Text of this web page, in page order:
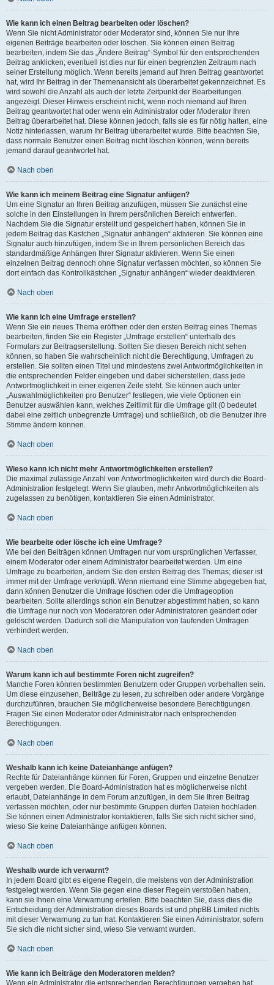
Wie kann ich einen Beitrag bearbeiten oder löschen?
Wenn Sie nicht Administrator oder Moderator sind, können Sie nur Ihre
eigenen Beiträge bearbeiten oder löschen. Sie können einen Beitrag
bearbeiten, indem Sie das „Ändere Beitrag“-Symbol für den entsprechenden
Beitrag anklicken; eventuell ist dies nur für einen begrenzten Zeitraum nach
seiner Erstellung möglich. Wenn bereits jemand auf Ihren Beitrag geantwortet
hat, wird Ihr Beitrag in der Themenansicht als überarbeitet gekennzeichnet. Es
wird sowohl die Anzahl als auch der letzte Zeitpunkt der Bearbeitungen
angezeigt. Dieser Hinweis erscheint nicht, wenn noch niemand auf Ihren
Beitrag geantwortet hat oder wenn ein Administrator oder Moderator Ihren
Beitrag überarbeitet hat. Diese können jedoch, falls sie es für nötig halten, eine
Notiz hinterlassen, warum Ihr Beitrag überarbeitet wurde. Bitte beachten Sie,
dass normale Benutzer einen Beitrag nicht löschen können, wenn bereits
jemand darauf geantwortet hat.
Nach oben
Wie kann ich meinem Beitrag eine Signatur anfügen?
Um eine Signatur an Ihren Beitrag anzufügen, müssen Sie zunächst eine
solche in den Einstellungen in Ihrem persönlichen Bereich entwerfen.
Nachdem Sie die Signatur erstellt und gespeichert haben, können Sie in
jedem Beitrag das Kästchen „Signatur anhängen“ aktivieren. Sie können eine
Signatur auch hinzufügen, indem Sie in Ihrem persönlichen Bereich das
standardmäßige Anhängen Ihrer Signatur aktivieren. Wenn Sie einen
einzelnen Beitrag dennoch ohne Signatur verfassen möchten, so können Sie
dort einfach das Kontrollkästchen „Signatur anhängen“ wieder deaktivieren.
Nach oben
Wie kann ich eine Umfrage erstellen?
Wenn Sie ein neues Thema eröffnen oder den ersten Beitrag eines Themas
bearbeiten, finden Sie ein Register „Umfrage erstellen“ unterhalb des
Formulars zur Beitragserstellung. Sollten Sie diesen Bereich nicht sehen
können, so haben Sie wahrscheinlich nicht die Berechtigung, Umfragen zu
erstellen. Sie sollten einen Titel und mindestens zwei Antwortmöglichkeiten in
die entsprechenden Felder eingeben und dabei sicherstellen, dass jede
Antwortmöglichkeit in einer eigenen Zeile steht. Sie können auch unter
„Auswahlmöglichkeiten pro Benutzer“ festlegen, wie viele Optionen ein
Benutzer auswählen kann, welches Zeitlimit für die Umfrage gilt (0 bedeutet
dabei eine zeitlich unbegrenzte Umfrage) und schließlich, ob die Benutzer ihre
Stimme ändern können.
Nach oben
Wieso kann ich nicht mehr Antwortmöglichkeiten erstellen?
Die maximal zulässige Anzahl von Antwortmöglichkeiten wird durch die Board-
Administration festgelegt. Wenn Sie glauben, mehr Antwortmöglichkeiten als
zugelassen zu benötigen, kontaktieren Sie einen Administrator.
Nach oben
Wie bearbeite oder lösche ich eine Umfrage?
Wie bei den Beiträgen können Umfragen nur vom ursprünglichen Verfasser,
einem Moderator oder einem Administrator bearbeitet werden. Um eine
Umfrage zu bearbeiten, ändern Sie den ersten Beitrag des Themas; dieser ist
immer mit der Umfrage verknüpft. Wenn niemand eine Stimme abgegeben hat,
dann können Benutzer die Umfrage löschen oder die Umfrageoption
bearbeiten. Sollte allerdings schon ein Benutzer abgestimmt haben, so kann
die Umfrage nur noch von Moderatoren oder Administratoren geändert oder
gelöscht werden. Dadurch soll die Manipulation von laufenden Umfragen
verhindert werden.
Nach oben
Warum kann ich auf bestimmte Foren nicht zugreifen?
Manche Foren können bestimmten Benutzern oder Gruppen vorbehalten sein.
Um diese einzusehen, Beiträge zu lesen, zu schreiben oder andere Vorgänge
durchzuführen, brauchen Sie möglicherweise besondere Berechtigungen.
Fragen Sie einen Moderator oder Administrator nach entsprechenden
Berechtigungen.
Nach oben
Weshalb kann ich keine Dateianhänge anfügen?
Rechte für Dateianhänge können für Foren, Gruppen und einzelne Benutzer
vergeben werden. Die Board-Administration hat es möglicherweise nicht
erlaubt, Dateianhänge in dem Forum anzufügen, in dem Sie Ihren Beitrag
verfassen möchten, oder nur bestimmte Gruppen dürfen Dateien hochladen.
Sie können einen Administrator kontaktieren, falls Sie sich nicht sicher sind,
wieso Sie keine Dateianhänge anfügen können.
Nach oben
Weshalb wurde ich verwarnt?
In jedem Board gibt es eigene Regeln, die meistens von der Administration
festgelegt werden. Wenn Sie gegen eine dieser Regeln verstoßen haben,
kann sie Ihnen eine Verwarnung erteilen. Bitte beachten Sie, dass dies die
Entscheidung der Administration dieses Boards ist und phpBB Limited nichts
mit dieser Verwarnung zu tun hat. Kontaktieren Sie einen Administrator, sofern
Sie sich die nicht sicher sind, wieso Sie verwarnt wurden.
Nach oben
Wie kann ich Beiträge den Moderatoren melden?
Wenn ein Administrator die entsprechenden Berechtigungen vergeben hat,